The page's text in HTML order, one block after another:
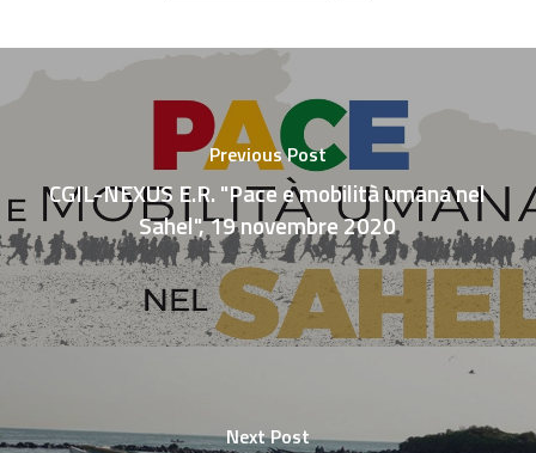
Previous Post
CGIL-NEXUS E.R. "Pace e mobilità umana nel
Sahel", 19 novembre 2020
Next Post